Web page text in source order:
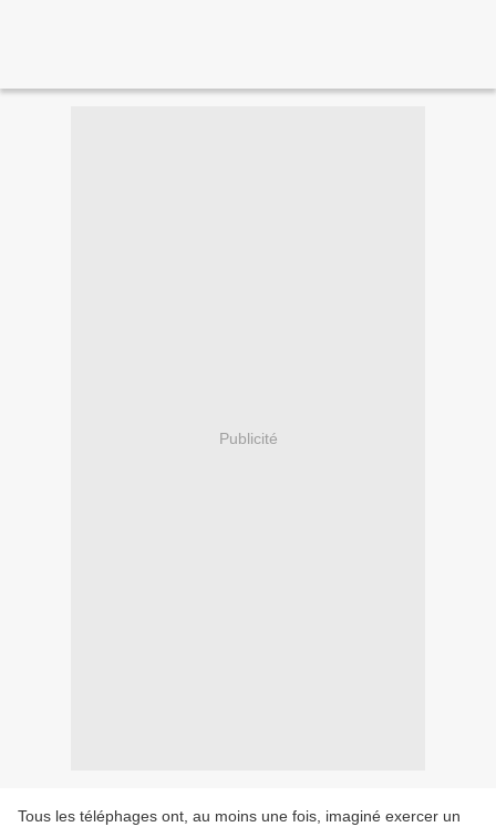
Publicité
Tous les téléphages ont, au moins une fois, imaginé exercer un